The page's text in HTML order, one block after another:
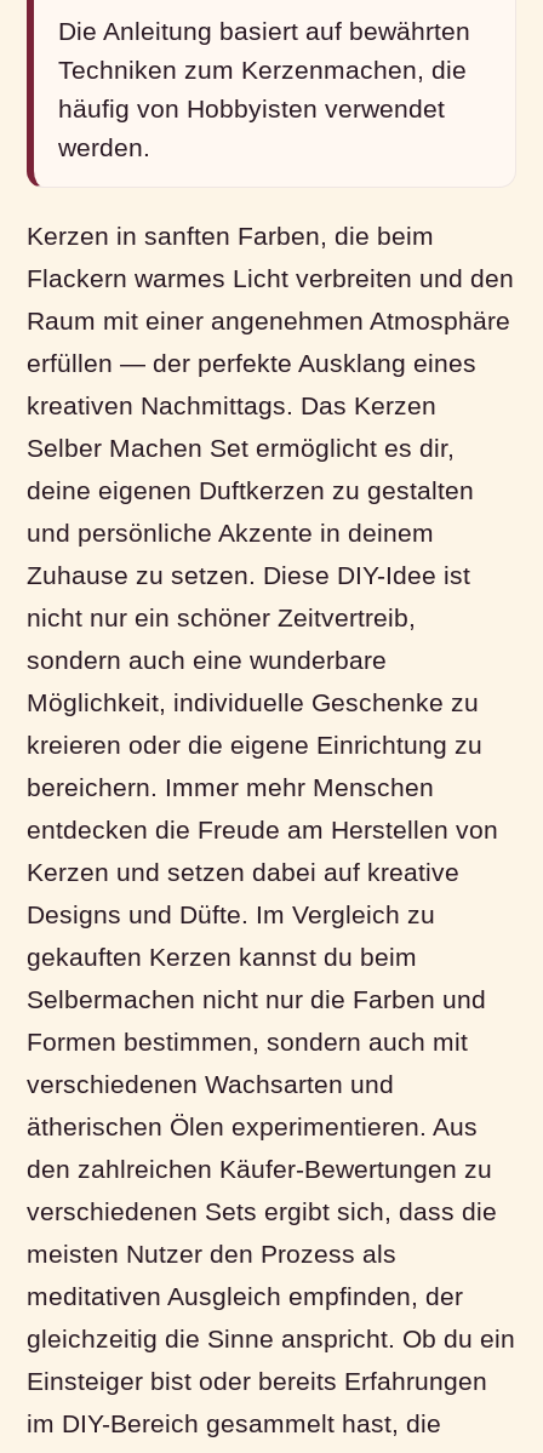
Die Anleitung basiert auf bewährten
Techniken zum Kerzenmachen, die
häufig von Hobbyisten verwendet
werden.
Kerzen in sanften Farben, die beim
Flackern warmes Licht verbreiten und den
Raum mit einer angenehmen Atmosphäre
erfüllen — der perfekte Ausklang eines
kreativen Nachmittags. Das Kerzen
Selber Machen Set ermöglicht es dir,
deine eigenen Duftkerzen zu gestalten
und persönliche Akzente in deinem
Zuhause zu setzen. Diese DIY-Idee ist
nicht nur ein schöner Zeitvertreib,
sondern auch eine wunderbare
Möglichkeit, individuelle Geschenke zu
kreieren oder die eigene Einrichtung zu
bereichern. Immer mehr Menschen
entdecken die Freude am Herstellen von
Kerzen und setzen dabei auf kreative
Designs und Düfte. Im Vergleich zu
gekauften Kerzen kannst du beim
Selbermachen nicht nur die Farben und
Formen bestimmen, sondern auch mit
verschiedenen Wachsarten und
ätherischen Ölen experimentieren. Aus
den zahlreichen Käufer-Bewertungen zu
verschiedenen Sets ergibt sich, dass die
meisten Nutzer den Prozess als
meditativen Ausgleich empfinden, der
gleichzeitig die Sinne anspricht. Ob du ein
Einsteiger bist oder bereits Erfahrungen
im DIY-Bereich gesammelt hast, die